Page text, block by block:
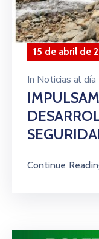
15 de abril de
In Noticias al día
Continue